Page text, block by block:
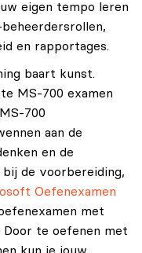
eigen tempo leren
en rapportages.
baart kunst.
MS-700 examen
700
aan de
en de
de voorbereiding,
Oefenexamen
met
Door te oefenen met